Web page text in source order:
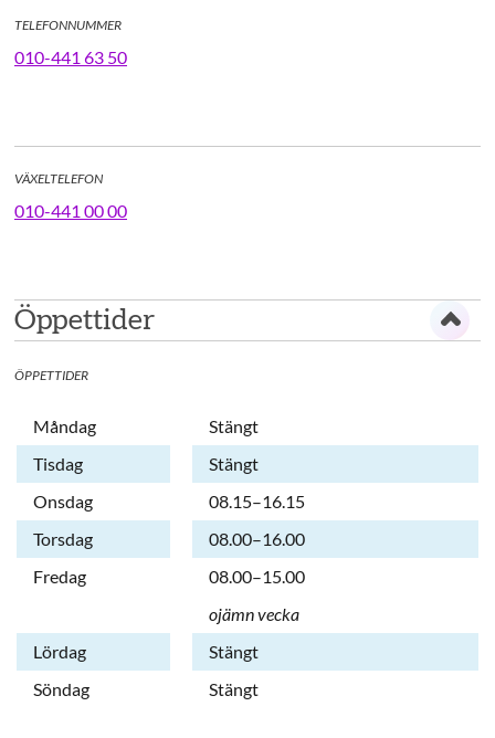
TELEFONNUMMER
010-441 63 50
VÄXELTELEFON
010-441 00 00
Öppettider
ÖPPETTIDER
Dag
Öppettider
Kommentarer
Måndag
Stängt
Tisdag
Stängt
Onsdag
08.15–16.15
Torsdag
08.00–16.00
Fredag
08.00–15.00
ojämn vecka
Lördag
Stängt
Söndag
Stängt